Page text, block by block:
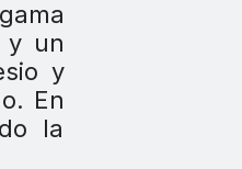
y un
y
En
la